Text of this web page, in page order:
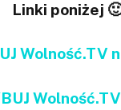
Linki poniżej
Wolność.TV